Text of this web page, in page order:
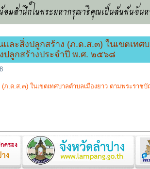
อมสำนึกในพระมหากรุณาธิคุณเป็นล้นพ้นอัน
ละสิ่งปลูกสร้าง (ภ.ด.ส.๓) ในเขตเ
ปลูกสร้างประจำปี พ.ศ. ๒๕๖๘
.ด.ส.๓) ในเขตเทศบาลตำบลเมืองยาว ตามพระร